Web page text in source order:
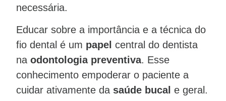
necessária.
Educar sobre a importância e a técnica do
fio dental é um papel central do dentista
na odontologia preventiva. Esse
conhecimento empoderar o paciente a
cuidar ativamente da saúde bucal e geral.